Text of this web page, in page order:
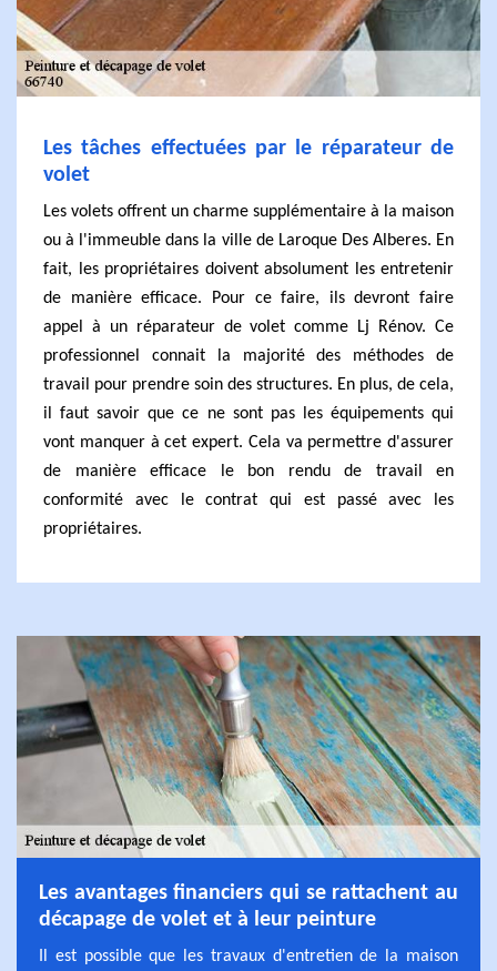
Les tâches effectuées par le réparateur de
volet
Les volets offrent un charme supplémentaire à la maison
ou à l'immeuble dans la ville de Laroque Des Alberes. En
fait, les propriétaires doivent absolument les entretenir
de manière efficace. Pour ce faire, ils devront faire
appel à un réparateur de volet comme Lj Rénov. Ce
professionnel connait la majorité des méthodes de
travail pour prendre soin des structures. En plus, de cela,
il faut savoir que ce ne sont pas les équipements qui
vont manquer à cet expert. Cela va permettre d'assurer
de manière efficace le bon rendu de travail en
conformité avec le contrat qui est passé avec les
propriétaires.
Les avantages financiers qui se rattachent au
décapage de volet et à leur peinture
Il est possible que les travaux d'entretien de la maison